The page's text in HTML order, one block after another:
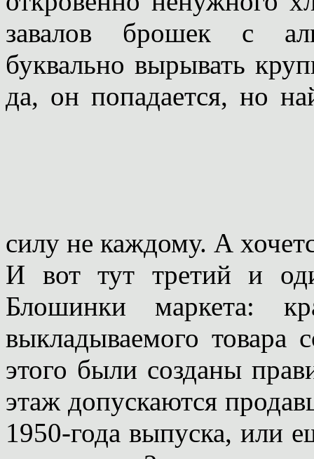
завалов брошек с
буквально вырывать
да, он попадается, но
силу не каждому. А
И вот тут третий и
Блошинки маркета:
выкладываемого товара
этого были созданы
этаж допускаются
1950-года выпуска, или